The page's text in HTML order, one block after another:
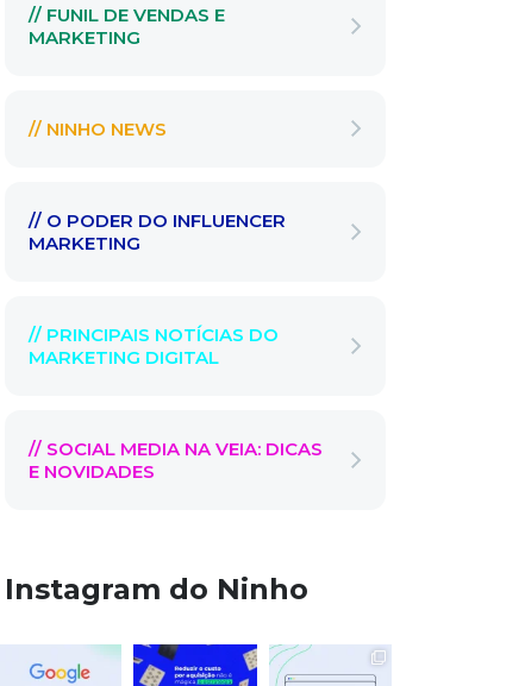
// FUNIL DE VENDAS E
MARKETING
// NINHO NEWS
// O PODER DO INFLUENCER
MARKETING
// PRINCIPAIS NOTÍCIAS DO
MARKETING DIGITAL
// SOCIAL MEDIA NA VEIA: DICAS
E NOVIDADES
Instagram do Ninho